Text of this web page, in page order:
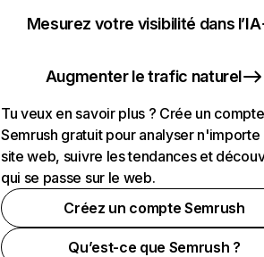
Mesurez votre visibilité dans l’IA
Augmenter le trafic naturel
Tu veux en savoir plus ? Crée un compte
Semrush gratuit pour analyser n'importe
site web, suivre les tendances et
qui se passe sur le web.
Créez un compte Semrush
Qu’est-ce que Semrush ?